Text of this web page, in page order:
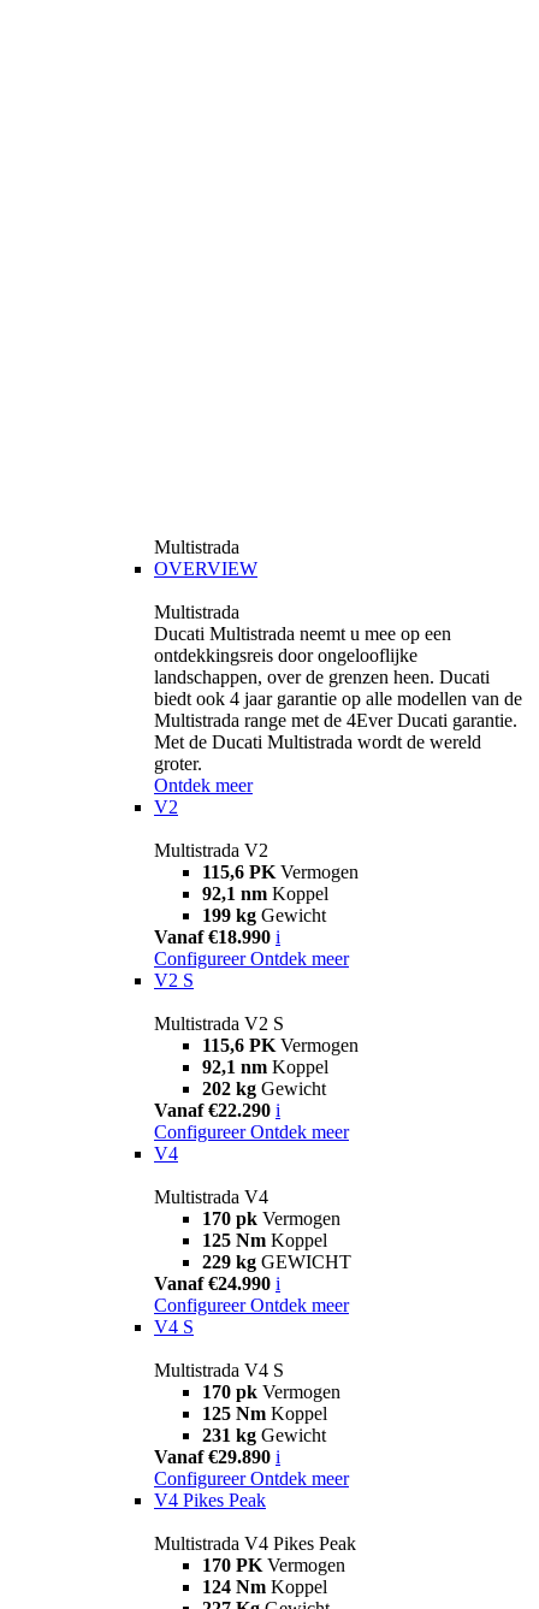
Multistrada
OVERVIEW
Multistrada
Ducati Multistrada neemt u mee op een
ontdekkingsreis door ongelooflijke
landschappen, over de grenzen heen. Ducati
biedt ook 4 jaar garantie op alle modellen van de
Multistrada range met de 4Ever Ducati garantie.
Met de Ducati Multistrada wordt de wereld
groter.
Ontdek meer
V2
Multistrada V2
115,6 PK Vermogen
92,1 nm Koppel
199 kg Gewicht
Vanaf €18.990 i
Configureer Ontdek meer
V2 S
Multistrada V2 S
115,6 PK Vermogen
92,1 nm Koppel
202 kg Gewicht
Vanaf €22.290 i
Configureer Ontdek meer
V4
Multistrada V4
170 pk Vermogen
125 Nm Koppel
229 kg GEWICHT
Vanaf €24.990 i
Configureer Ontdek meer
V4 S
Multistrada V4 S
170 pk Vermogen
125 Nm Koppel
231 kg Gewicht
Vanaf €29.890 i
Configureer Ontdek meer
V4 Pikes Peak
Multistrada V4 Pikes Peak
170 PK Vermogen
124 Nm Koppel